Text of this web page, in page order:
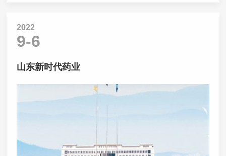
2022
9-6
山东新时代药业